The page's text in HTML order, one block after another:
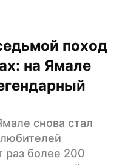
поход
на Ямале
снова стал
раз более 200